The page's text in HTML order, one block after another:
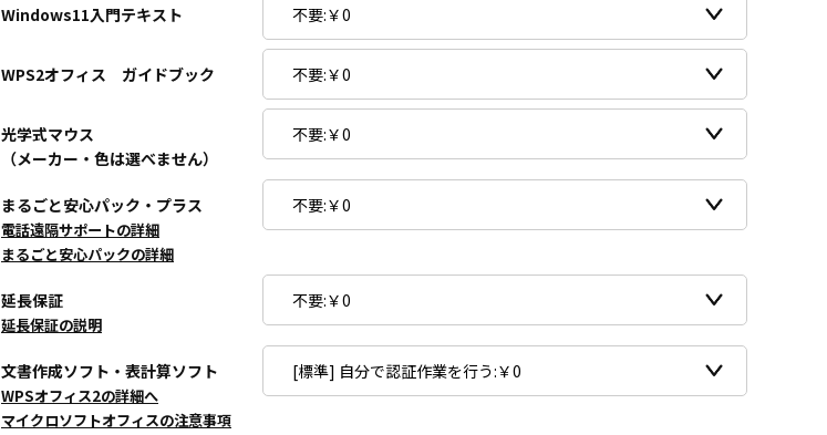
Windows11入門テキスト
WPS2オフィス ガイドブック
光学式マウス
（メーカー・色は選べません）
まるごと安心パック・プラス
電話遠隔サポートの詳細
まるごと安心パックの詳細
延長保証
延長保証の説明
文書作成ソフト・表計算ソフト
WPSオフィス2の詳細へ
マイクロソフトオフィスの注意事項